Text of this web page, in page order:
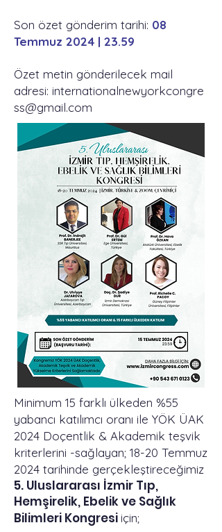
Son özet gönderim tarihi: 08
Temmuz 2024 | 23.59
Özet metin gönderilecek mail
adresi: internationalnewyorkcongre
ss@gmail.com
Minimum 15 farklı ülkeden %55
yabancı katılımcı oranı ile YÖK ÜAK
2024 Doçentlik & Akademik teşvik
kriterlerini -sağlayan; 18-20 Temmuz
2024 tarihinde gerçekleştireceğimiz
5. Uluslararası İzmir Tıp,
Hemşirelik, Ebelik ve Sağlık
Bilimleri Kongresi için;